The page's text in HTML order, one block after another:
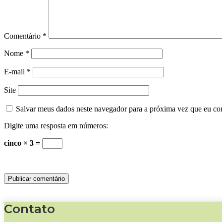
Comentário *
Nome *
E-mail *
Site
Salvar meus dados neste navegador para a próxima vez que eu
Digite uma resposta em números:
cinco × 3 =
Contato